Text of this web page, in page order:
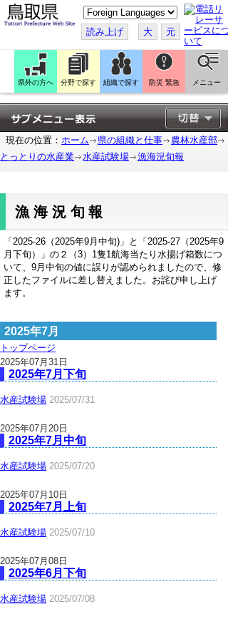
こ
の
ペ
ー
ジ
翻
訳
す
る
読み上げ 大 元
県外の方へ 分野で探す 組織で探す 防災 緊急 メニュー
現在の位置： ホーム 県の組織と仕事
農林水産部
とっとりの水産業
水産試験場 漁海況旬報
漁海況旬報
「2025-26（2025年9月中旬)」と「2025-27（2025年9
月下旬）」の２（3）1隻1航海当たり水揚げ箱数につ
いて、9月中旬の値に誤りが認められましたので、修
正したファイルに差し替えました。お詫び申し上げ
ます。
2025年7月
トップページ
2025年07月31日
2025年7月下旬
水産試験場 2025/07/31
2025年07月20日
2025年7月中旬
水産試験場 2025/07/20
2025年07月10日
2025年7月上旬
水産試験場 2025/07/10
2025年07月08日
2025年6月下旬
水産試験場 2025/07/08